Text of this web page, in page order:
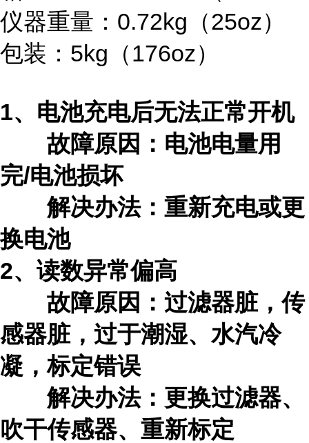
仪器重量：0.72kg（25oz）
包装：5kg（176oz）
1、电池充电后无法正常开机
故障原因：电池电量用
完/电池损坏
解决办法：重新充电或更
换电池
2、读数异常偏高
故障原因：过滤器脏，传
感器脏，过于潮湿、水汽冷
凝，标定错误
解决办法：更换过滤器、
吹干传感器、重新标定